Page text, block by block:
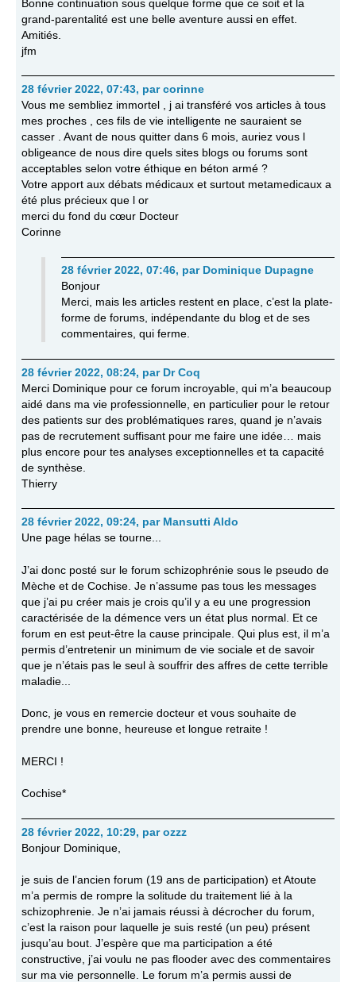
Bonne continuation sous quelque forme que ce soit et la
grand-parentalité est une belle aventure aussi en effet.
Amitiés.
jfm
28 février 2022, 07:43, par corinne
Vous me sembliez immortel , j ai transféré vos articles à tous
mes proches , ces fils de vie intelligente ne sauraient se
casser . Avant de nous quitter dans 6 mois, auriez vous l
obligeance de nous dire quels sites blogs ou forums sont
acceptables selon votre éthique en béton armé ?
Votre apport aux débats médicaux et surtout metamedicaux a
été plus précieux que l or
merci du fond du cœur Docteur
Corinne
28 février 2022, 07:46, par Dominique Dupagne
Bonjour
Merci, mais les articles restent en place, c’est la plate-
forme de forums, indépendante du blog et de ses
commentaires, qui ferme.
28 février 2022, 08:24, par Dr Coq
Merci Dominique pour ce forum incroyable, qui m’a beaucoup
aidé dans ma vie professionnelle, en particulier pour le retour
des patients sur des problématiques rares, quand je n’avais
pas de recrutement suffisant pour me faire une idée… mais
plus encore pour tes analyses exceptionnelles et ta capacité
de synthèse.
Thierry
28 février 2022, 09:24, par Mansutti Aldo
Une page hélas se tourne...
J’ai donc posté sur le forum schizophrénie sous le pseudo de
Mèche et de Cochise. Je n’assume pas tous les messages
que j’ai pu créer mais je crois qu’il y a eu une progression
caractérisée de la démence vers un état plus normal. Et ce
forum en est peut-être la cause principale. Qui plus est, il m’a
permis d’entretenir un minimum de vie sociale et de savoir
que je n’étais pas le seul à souffrir des affres de cette terrible
maladie...
Donc, je vous en remercie docteur et vous souhaite de
prendre une bonne, heureuse et longue retraite !
MERCI !
Cochise*
28 février 2022, 10:29, par ozzz
Bonjour Dominique,
je suis de l’ancien forum (19 ans de participation) et Atoute
m’a permis de rompre la solitude du traitement lié à la
schizophrenie. Je n’ai jamais réussi à décrocher du forum,
c’est la raison pour laquelle je suis resté (un peu) présent
jusqu’au bout. J’espère que ma participation a été
constructive, j’ai voulu ne pas flooder avec des commentaires
sur ma vie personnelle. Le forum m’a permis aussi de